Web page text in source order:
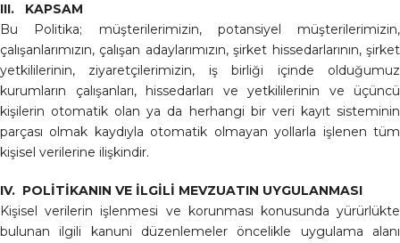
III. KAPSAM
Bu Politika; müşterilerimizin, potansiyel müşterilerimizin,
çalışanlarımızın, çalışan adaylarımızın, şirket hissedarlarının, şirket
yetkililerinin, ziyaretçilerimizin, iş birliği içinde olduğumuz
kurumların çalışanları, hissedarları ve yetkililerinin ve üçüncü
kişilerin otomatik olan ya da herhangi bir veri kayıt sisteminin
parçası olmak kaydıyla otomatik olmayan yollarla işlenen tüm
kişisel verilerine ilişkindir.
IV. POLİTİKANIN VE İLGİLİ MEVZUATIN UYGULANMASI
Kişisel verilerin işlenmesi ve korunması konusunda yürürlükte
bulunan ilgili kanuni düzenlemeler öncelikle uygulama alanı